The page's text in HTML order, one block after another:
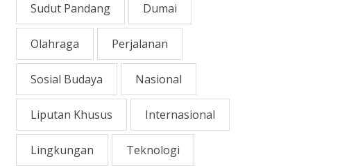
Sudut Pandang Dumai
Olahraga Perjalanan
Sosial Budaya Nasional
Liputan Khusus Internasional
Lingkungan Teknologi